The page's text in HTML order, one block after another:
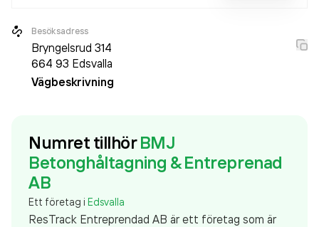
Besöksadress
Bryngelsrud 314
664 93 Edsvalla
Vägbeskrivning
Numret tillhör BMJ
Betonghåltagning & Entreprenad
AB
Ett företag i Edsvalla
ResTrack Entreprendad AB är ett företag som är